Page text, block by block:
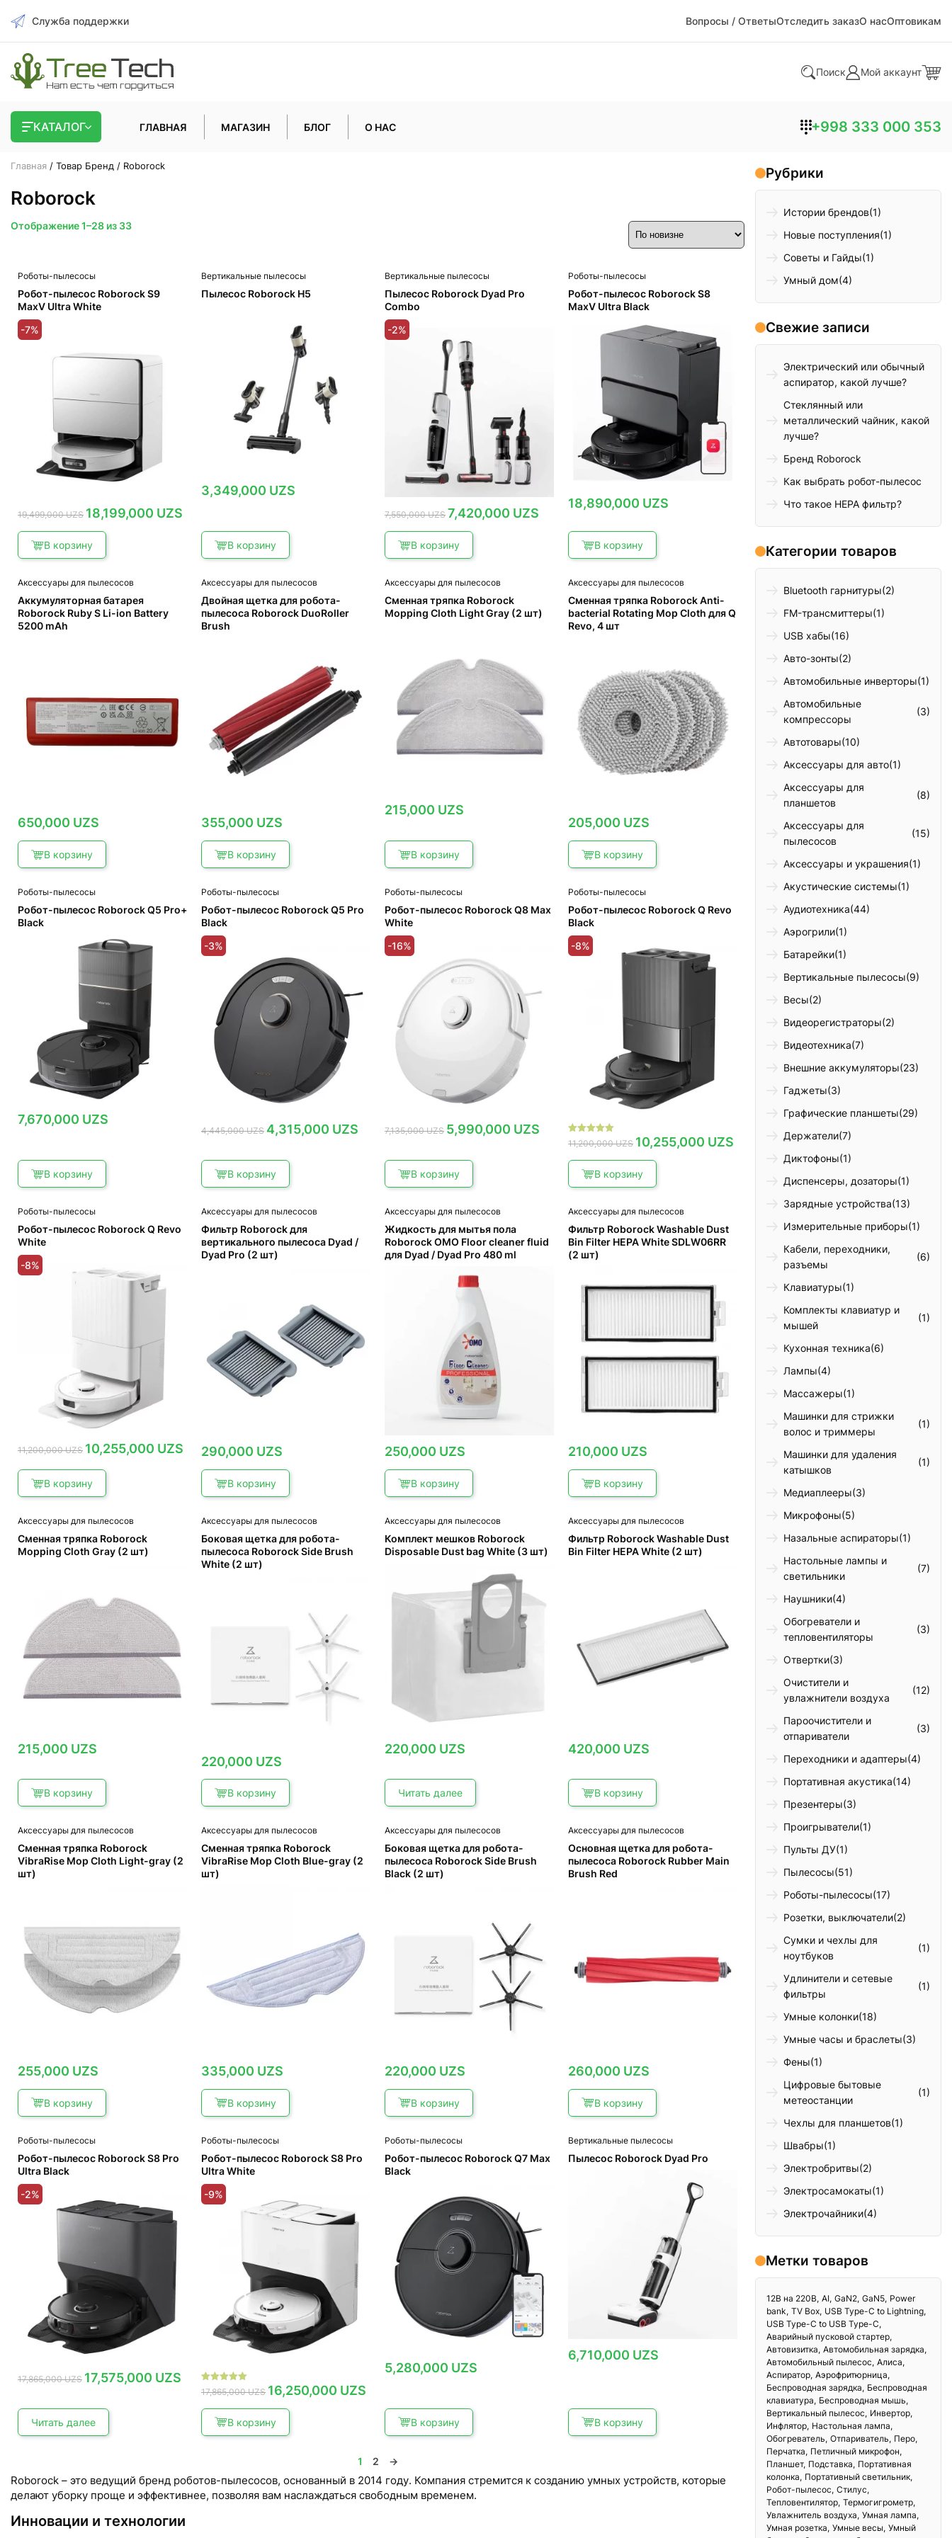
Служба поддержки Вопросы / ОтветыОтследить заказО насОптовикам
Поиск Мой аккаунт
КАТАЛОГ ГЛАВНАЯ МАГАЗИН БЛОГ О НАС +998 333 000 353
Главная / Товар Бренд / Roborock
Roborock
Отображение 1–28 из 33Сортировка:
Роботы-пылесосы
Робот-пылесос Roborock S9
MaxV Ultra White
-7%
19,499,000UZS Первоначальная
цена
19,499,000 UZS.
18,199,000 UZS
В корзину
Вертикальные пылесосы
Пылесос Roborock H5
3,349,000 UZS
В корзину
Вертикальные пылесосы
Пылесос Roborock Dyad Pro
Combo
-2%
7,550,000UZS Первоначальная
цена
7,550,000 UZS.
7,420,000 UZS Текущая
В корзину
Роботы-пылесосы
Робот-пылесос Roborock S8
MaxV Ultra Black
18,890,000 UZS
В корзину
Аксессуары для пылесосов
Аккумуляторная батарея
Roborock Ruby S Li-ion Battery
5200 mAh
650,000 UZS
В корзину
Аксессуары для пылесосов
Двойная щетка для робота-
пылесоса Roborock DuoRoller
Brush
355,000 UZS
В корзину
Аксессуары для пылесосов
Сменная тряпка Roborock
Mopping Cloth Light Gray (2 шт)
215,000 UZS
В корзину
Аксессуары для пылесосов
Сменная тряпка Roborock Anti-
bacterial Rotating Mop Cloth для Q
Revo, 4 шт
205,000 UZS
В корзину
Роботы-пылесосы
Робот-пылесос Roborock Q5 Pro+
Black
7,670,000 UZS
В корзину
Роботы-пылесосы
Робот-пылесос Roborock Q5 Pro
Black
-3%
4,445,000UZS Первоначальная
цена
4,315,000 UZS Текущая
В корзину
Роботы-пылесосы
Робот-пылесос Roborock Q8 Max
White
-16%
7,135,000UZS Первоначальная
цена
5,990,000 UZS Текущая
5,990,000 UZS.
В корзину
Роботы-пылесосы
Робот-пылесос Roborock Q Revo
Black
-8%
Оценка
5.00
11,200,000UZS Первоначальная
цена
11,200,000 UZS.
10,255,000 UZS
10,255,000 UZS.
В корзину
Роботы-пылесосы
Робот-пылесос Roborock Q Revo
White
-8%
11,200,000UZS Первоначальная
цена
11,200,000 UZS.
10,255,000 UZS Текущая
цена:
В корзину
Аксессуары для пылесосов
Фильтр Roborock для
вертикального пылесоса Dyad /
Dyad Pro (2 шт)
290,000 UZS
В корзину
Аксессуары для пылесосов
Жидкость для мытья пола
Roborock OMO Floor cleaner fluid
для Dyad / Dyad Pro 480 ml
250,000 UZS
В корзину
Аксессуары для пылесосов
Фильтр Roborock Washable Dust
Bin Filter HEPA White SDLW06RR
(2 шт)
210,000 UZS
В корзину
Аксессуары для пылесосов
Сменная тряпка Roborock
Mopping Cloth Gray (2 шт)
215,000 UZS
В корзину
Аксессуары для пылесосов
Боковая щетка для робота-
пылесоса Roborock Side Brush
White (2 шт)
220,000 UZS
В корзину
Аксессуары для пылесосов
Комплект мешков Roborock
Disposable Dust bag White (3 шт)
220,000 UZS
Читать далее
Аксессуары для пылесосов
Фильтр Roborock Washable Dust
Bin Filter HEPA White (2 шт)
420,000 UZS
В корзину
Аксессуары для пылесосов
Сменная тряпка Roborock
VibraRise Mop Cloth Light-gray (2
шт)
255,000 UZS
В корзину
Аксессуары для пылесосов
Сменная тряпка Roborock
VibraRise Mop Cloth Blue-gray (2
шт)
335,000 UZS
В корзину
Аксессуары для пылесосов
Боковая щетка для робота-
пылесоса Roborock Side Brush
Black (2 шт)
220,000 UZS
В корзину
Аксессуары для пылесосов
Основная щетка для робота-
пылесоса Roborock Rubber Main
Brush Red
260,000 UZS
В корзину
Роботы-пылесосы
Робот-пылесос Roborock S8 Pro
Ultra Black
-2%
17,865,000UZS Первоначальная
цена
17,575,000 UZS Текущая
цена:
17,575,000 UZS.
Читать далее
Роботы-пылесосы
Робот-пылесос Roborock S8 Pro
Ultra White
-9%
Оценка
5.00
17,865,000UZS Первоначальная
цена
17,865,000 UZS.
16,250,000 UZS
В корзину
Роботы-пылесосы
Робот-пылесос Roborock Q7 Max
Black
5,280,000 UZS
В корзину
Вертикальные пылесосы
Пылесос Roborock Dyad Pro
6,710,000 UZS
В корзину
1 2 →
Roborock – это ведущий бренд роботов-пылесосов, основанный в 2014 году. Компания стремится к созданию умных устройств, которые
делают уборку проще и эффективнее, позволяя вам наслаждаться свободным временем.
Инновации и технологии
Рубрики
Истории брендов(1)
Новые поступления(1)
Советы и Гайды(1)
Умный дом(4)
Свежие записи
Электрический или обычный
аспиратор, какой лучше?
Стеклянный или
металлический чайник, какой
лучше?
Бренд Roborock
Как выбрать робот-пылесос
Что такое HEPA фильтр?
Категории товаров
Bluetooth гарнитуры(2)
FM-трансмиттеры(1)
USB хабы(16)
Авто-зонты(2)
Автомобильные инверторы(1)
Автомобильные
компрессоры
(3)
Автотовары(10)
Аксессуары для авто(1)
Аксессуары для
планшетов
(8)
Аксессуары для
пылесосов
(15)
Аксессуары и украшения(1)
Акустические системы(1)
Аудиотехника(44)
Аэрогрили(1)
Батарейки(1)
Вертикальные пылесосы(9)
Весы(2)
Видеорегистраторы(2)
Видеотехника(7)
Внешние аккумуляторы(23)
Гаджеты(3)
Графические планшеты(29)
Держатели(7)
Диктофоны(1)
Диспенсеры, дозаторы(1)
Зарядные устройства(13)
Измерительные приборы(1)
Кабели, переходники,
разъемы
(6)
Клавиатуры(1)
Комплекты клавиатур и
мышей
(1)
Кухонная техника(6)
Лампы(4)
Массажеры(1)
Машинки для стрижки
волос и триммеры
(1)
Машинки для удаления
катышков
(1)
Медиаплееры(3)
Микрофоны(5)
Назальные аспираторы(1)
Настольные лампы и
светильники
(7)
Наушники(4)
Обогреватели и
тепловентиляторы
(3)
Отвертки(3)
Очистители и
увлажнители воздуха
(12)
Пароочистители и
отпариватели
(3)
Переходники и адаптеры(4)
Портативная акустика(14)
Презентеры(3)
Проигрыватели(1)
Пульты ДУ(1)
Пылесосы(51)
Роботы-пылесосы(17)
Розетки, выключатели(2)
Сумки и чехлы для
ноутбуков
(1)
Удлинители и сетевые
фильтры
(1)
Умные колонки(18)
Умные часы и браслеты(3)
Фены(1)
Цифровые бытовые
метеостанции
(1)
Чехлы для планшетов(1)
Швабры(1)
Электробритвы(2)
Электросамокаты(1)
Электрочайники(4)
Метки товаров
12В на 220В AI GaN2 GaN5 Power
bank TV Box USB Type-C to Lightning
USB Type-C to USB Type-C
Аварийный пусковой стартер
Автовизитка Автомобильная зарядка
Автомобильный пылесос Алиса
Аспиратор Аэрофритюрница
Беспроводная зарядка Беспроводная
клавиатура Беспроводная мышь
Вертикальный пылесос Инвертор
Инфлятор Настольная лампа
Обогреватель Отпариватель Перо
Перчатка Петличный микрофон
Планшет Подставка Портативная
колонка Портативный светильник
Робот-пылесос Стилус
Тепловентилятор Термогигрометр
Увлажнитель воздуха Умная лампа
Умная розетка Умные весы Умный